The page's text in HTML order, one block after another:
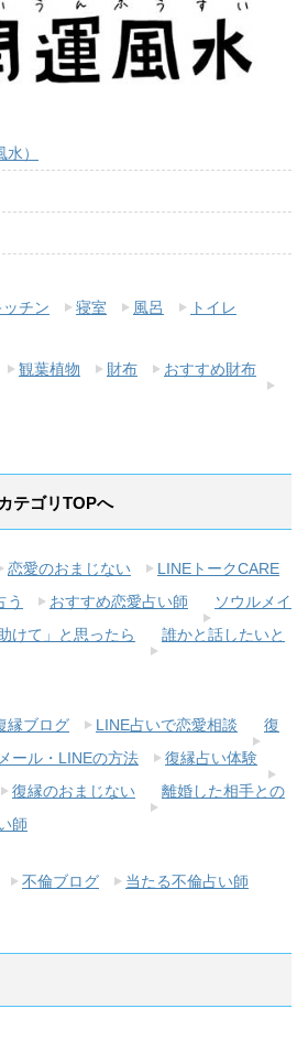
）
ッチン 寝室 風呂 トイレ
観葉植物 財布
おすすめ財布
カテゴリTOPへ
恋愛のおまじない
LINEトークCARE
う おすすめ恋愛占い師
ソウルメイ
けて」と思ったら
誰かと話したいと
縁ブログ LINE占いで恋愛相談
復
ール・LINEの方法
復縁占い体験
復縁のおまじない
離婚した相手との
師
不倫ブログ 当たる不倫占い師